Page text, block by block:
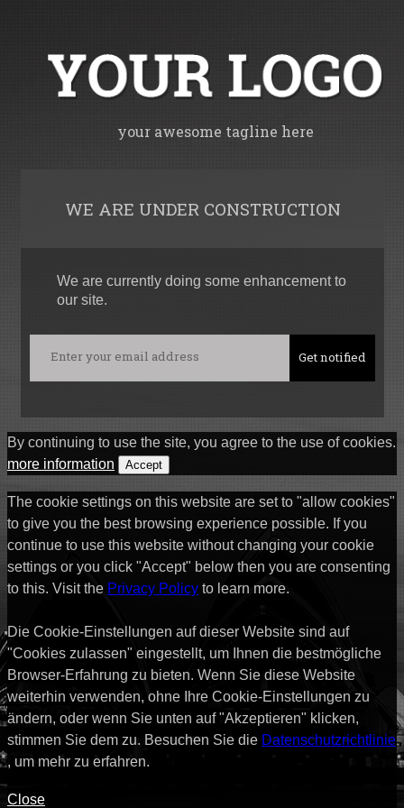
your awesome tagline here
WE ARE UNDER CONSTRUCTION
We are currently doing some enhancement to
our site.
By continuing to use the site, you agree to the use of cookies.
more information
Accept
The cookie settings on this website are set to "allow cookies"
to give you the best browsing experience possible. If you
continue to use this website without changing your cookie
settings or you click "Accept" below then you are consenting
to this. Visit the Privacy Policy to learn more.
Die Cookie-Einstellungen auf dieser Website sind auf
"Cookies zulassen" eingestellt, um Ihnen die bestmögliche
Browser-Erfahrung zu bieten. Wenn Sie diese Website
weiterhin verwenden, ohne Ihre Cookie-Einstellungen zu
ändern, oder wenn Sie unten auf "Akzeptieren" klicken,
stimmen Sie dem zu. Besuchen Sie die Datenschutzrichtlinie
, um mehr zu erfahren.
Close